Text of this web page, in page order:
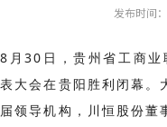
发布时间
8 月30日，贵州省工商
表大会在贵阳胜利闭幕。
届领导机构，川恒股份董